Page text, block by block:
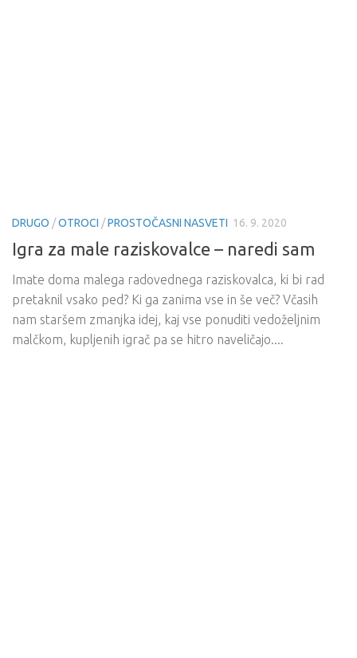
DRUGO /OTROCI /PROSTOČASNI NASVETI 16. 9. 2020
Igra za male raziskovalce – naredi sam
Imate doma malega radovednega raziskovalca, ki bi rad
pretaknil vsako ped? Ki ga zanima vse in še več? Včasih
nam staršem zmanjka idej, kaj vse ponuditi vedoželjnim
malčkom, kupljenih igrač pa se hitro naveličajo....